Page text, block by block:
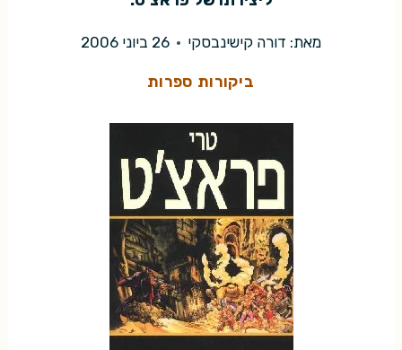
מאת: דורה קישינבסקי 26 ביוני 2006
ביקורות ספרות